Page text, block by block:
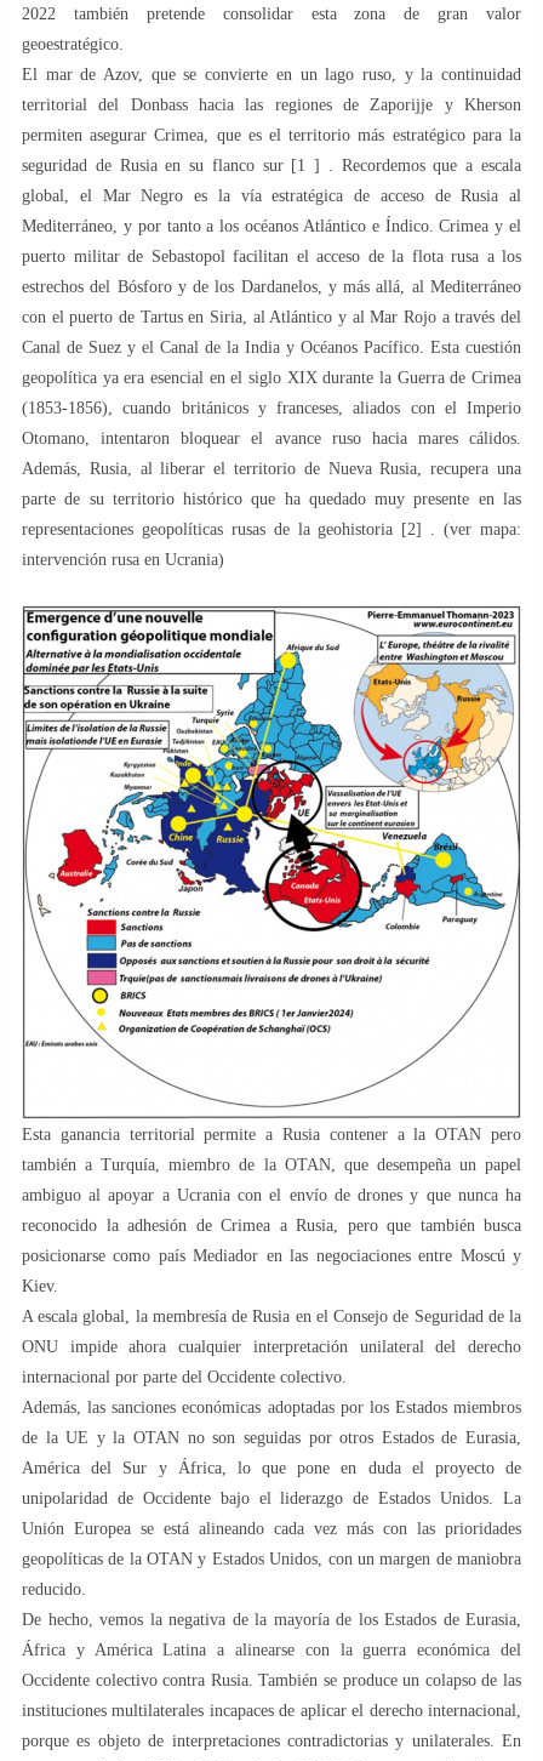
2022 también pretende consolidar esta zona de gran valor
geoestratégico.
El mar de Azov, que se convierte en un lago ruso, y la continuidad
territorial del Donbass hacia las regiones de Zaporijje y Kherson
permiten asegurar Crimea, que es el territorio más estratégico para la
seguridad de Rusia en su flanco sur [1 ] . Recordemos que a escala
global, el Mar Negro es la vía estratégica de acceso de Rusia al
Mediterráneo, y por tanto a los océanos Atlántico e Índico. Crimea y el
puerto militar de Sebastopol facilitan el acceso de la flota rusa a los
estrechos del Bósforo y de los Dardanelos, y más allá, al Mediterráneo
con el puerto de Tartus en Siria, al Atlántico y al Mar Rojo a través del
Canal de Suez y el Canal de la India y Océanos Pacífico. Esta cuestión
geopolítica ya era esencial en el siglo XIX durante la Guerra de Crimea
(1853-1856), cuando británicos y franceses, aliados con el Imperio
Otomano, intentaron bloquear el avance ruso hacia mares cálidos.
Además, Rusia, al liberar el territorio de Nueva Rusia, recupera una
parte de su territorio histórico que ha quedado muy presente en las
representaciones geopolíticas rusas de la geohistoria [2] . (ver mapa:
intervención rusa en Ucrania)
Esta ganancia territorial permite a Rusia contener a la OTAN pero
también a Turquía, miembro de la OTAN, que desempeña un papel
ambiguo al apoyar a Ucrania con el envío de drones y que nunca ha
reconocido la adhesión de Crimea a Rusia, pero que también busca
posicionarse como país Mediador en las negociaciones entre Moscú y
Kiev.
A escala global, la membresía de Rusia en el Consejo de Seguridad de la
ONU impide ahora cualquier interpretación unilateral del derecho
internacional por parte del Occidente colectivo.
Además, las sanciones económicas adoptadas por los Estados miembros
de la UE y la OTAN no son seguidas por otros Estados de Eurasia,
América del Sur y África, lo que pone en duda el proyecto de
unipolaridad de Occidente bajo el liderazgo de Estados Unidos. La
Unión Europea se está alineando cada vez más con las prioridades
geopolíticas de la OTAN y Estados Unidos, con un margen de maniobra
reducido.
De hecho, vemos la negativa de la mayoría de los Estados de Eurasia,
África y América Latina a alinearse con la guerra económica del
Occidente colectivo contra Rusia. También se produce un colapso de las
instituciones multilaterales incapaces de aplicar el derecho internacional,
porque es objeto de interpretaciones contradictorias y unilaterales. En